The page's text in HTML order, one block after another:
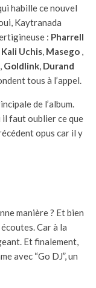
habille ce nouvel
Kaytranada
: Pharrell
Kali Uchis, Masego ,
, Goldlink, Durand
tous à l’appel.
de l’album.
faut oublier ce que
opus car il y
manière ? Et bien
Car à la
Et finalement,
avec “Go DJ”, un